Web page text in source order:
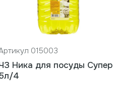
015003
Ника для посуды Супер
4